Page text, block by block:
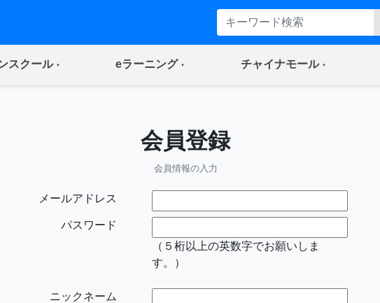
スクール(current) eラーニング(current) チャイナモール(current)
会員登録
会員情報の入力
メールアドレス
パスワード
（５桁以上の英数字でお願いしま
す。）
ニックネーム